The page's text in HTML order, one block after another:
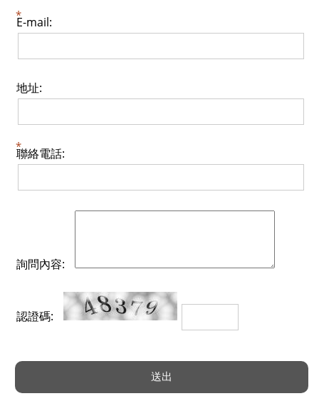
E-mail:
地址:
聯絡電話:
詢問內容:
認證碼: